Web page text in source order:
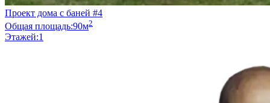
Проект дома с баней #4
Общая площадь:90м2
Этажей:1